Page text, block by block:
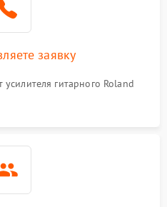
заявку
усилителя гитарного Roland